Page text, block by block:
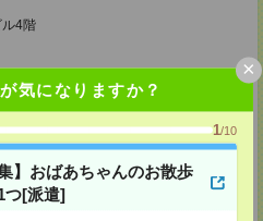
気になりますか？
1/10
】おばあちゃんのお散歩
つ[派遣]
×
4階
ビル 3階
11 町田森野ビル1階